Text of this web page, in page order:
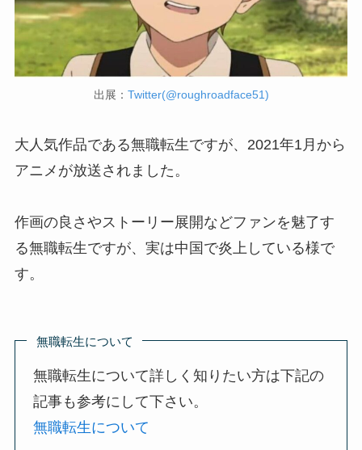
出展： Twitter(@roughroadface51)
大人気作品である無職転生ですが、2021年1月から
アニメが放送されました。
作画の良さやストーリー展開などファンを魅了す
る無職転生ですが、実は中国で炎上している様で
す。
無職転生について
無職転生について詳しく知りたい方は下記の
記事も参考にして下さい。
無職転生について